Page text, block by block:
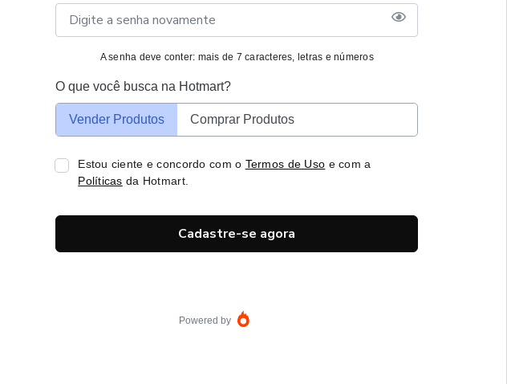
A senha deve conter: mais de 7 caracteres, letras e números
O que você busca na Hotmart?
Vender Produtos Comprar Produtos
Estou ciente e concordo com o Termos de Uso e com a
Políticas da Hotmart.
Cadastre-se agora
Powered by